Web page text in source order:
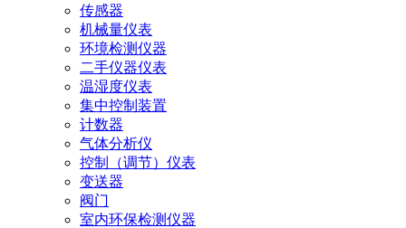
传感器
机械量仪表
环境检测仪器
二手仪器仪表
温湿度仪表
集中控制装置
计数器
气体分析仪
控制（调节）仪表
变送器
阀门
室内环保检测仪器